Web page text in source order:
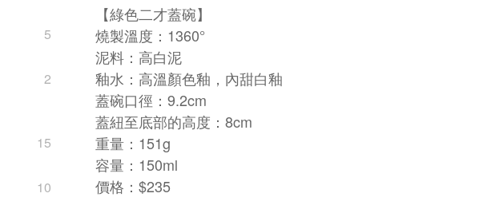
5
2
15
10
【綠色二才蓋碗】
燒製溫度：1360°
泥料：高白泥
釉水：高溫顏色釉，內甜白釉
蓋碗口徑：9.2cm
蓋紐至底部的高度：8cm
重量：151g
容量：150ml
價格：$235